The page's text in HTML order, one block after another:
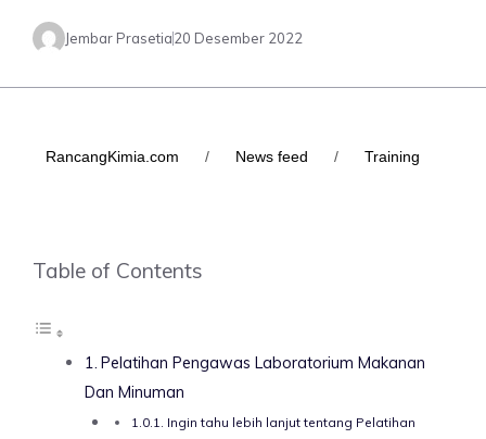
Jembar Prasetia20 Desember 2022
RancangKimia.com / News feed / Training
Table of Contents
Pelatihan Pengawas Laboratorium Makanan
Dan Minuman
Ingin tahu lebih lanjut tentang Pelatihan